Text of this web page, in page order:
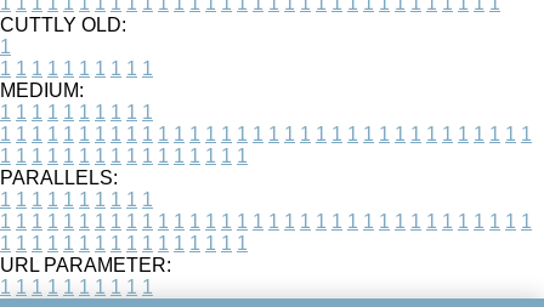
CUTTLY OLD:
1
1 1 1 1 1 1 1 1 1 1
MEDIUM:
1 1 1 1 1 1 1 1 1 1
1 1 1 1 1 1 1 1 1 1 1 1 1 1 1 1 1 1 1 1 1 1 1 1 1 1 1 1 1 1 1 1 1 1
1 1 1 1 1 1 1 1 1 1 1 1 1 1 1 1
PARALLELS:
1 1 1 1 1 1 1 1 1 1
1 1 1 1 1 1 1 1 1 1 1 1 1 1 1 1 1 1 1 1 1 1 1 1 1 1 1 1 1 1 1 1 1 1
1 1 1 1 1 1 1 1 1 1 1 1 1 1 1 1
URL PARAMETER:
1 1 1 1 1 1 1 1 1 1